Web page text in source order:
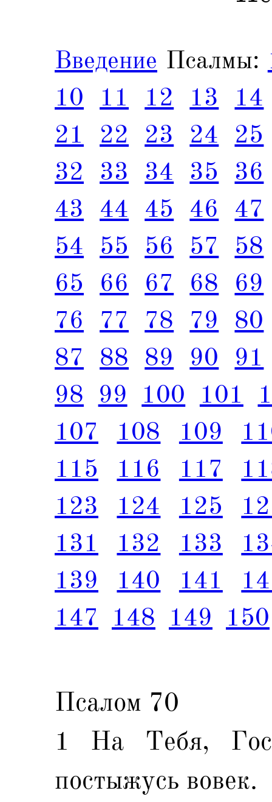
Введение Псалмы:
10
11 12 13
14
21
22 23 24
25
32
33 34 35
36
43
44 45 46
47
54
55 56 57
58
65
66 67 68
69
76
77 78 79
80
87
88 89 90
91
98 99 100 101
107
108 109
115
116 117
123
124 125
131
132 133
139
140 141
147
148 149 150
Псалом 70
1 На Тебя,
постыжусь вовек.